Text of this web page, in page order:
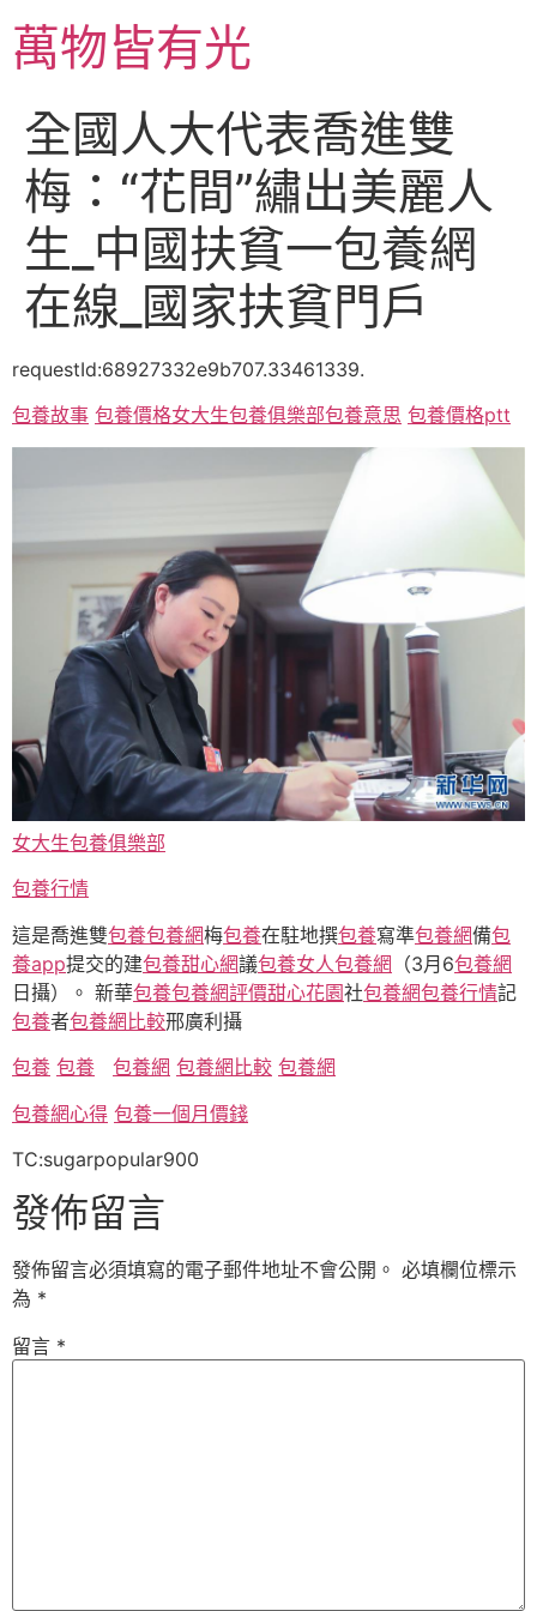
主萬物皆有光
全國人大代表喬進雙
梅：“花間”繡出美麗人
生_中國扶貧一包養網
在線_國家扶貧門戶
requestId:68927332e9b707.33461339.
包養故事 包養價格女大生包養俱樂部包養意思 包養價格ptt
女大生包養俱樂部
包養行情
這是喬進雙包養包養網梅包養在駐地撰包養寫準包養網備包
養app提交的建包養甜心網議包養女人包養網 （3月6包養網
日攝）。 新華包養包養網評價甜心花園社包養網包養行情記
包養者包養網比較邢廣利攝
包養 包養 包養網 包養網比較 包養網
包養網心得 包養一個月價錢
TC:sugarpopular900
發佈留言
發佈留言必須填寫的電子郵件地址不會公開。 必填欄位標示
為 *
留言 *